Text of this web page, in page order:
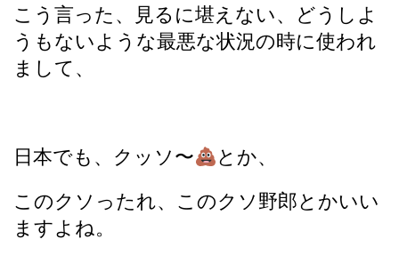
こう言った、見るに堪えない、どうしよ
うもないような最悪な状況の時に使われ
まして、
日本でも、クッソ〜
とか、
このクソったれ、このクソ野郎とかいい
ますよね。